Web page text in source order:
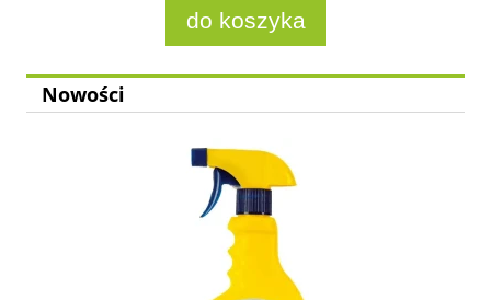
do koszyka
Nowości